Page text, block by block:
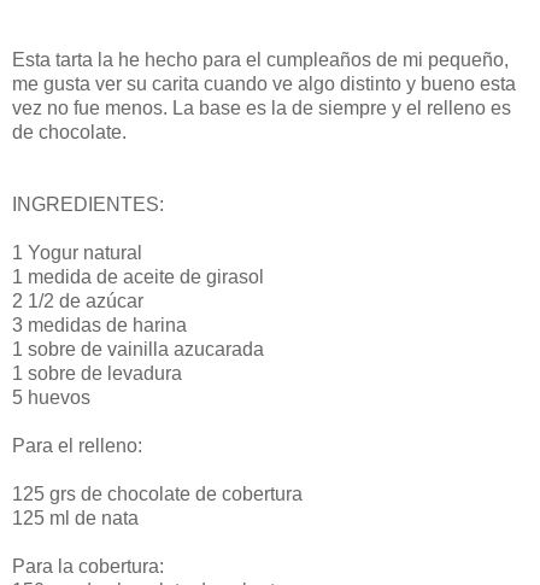
Esta tarta la he hecho para el cumpleaños de mi pequeño,
me gusta ver su carita cuando ve algo distinto y bueno esta
vez no fue menos. La base es la de siempre y el relleno es
de chocolate.
INGREDIENTES:
1 Yogur natural
1 medida de aceite de girasol
2 1/2 de azúcar
3 medidas de harina
1 sobre de vainilla azucarada
1 sobre de levadura
5 huevos
Para el relleno:
125 grs de chocolate de cobertura
125 ml de nata
Para la cobertura: